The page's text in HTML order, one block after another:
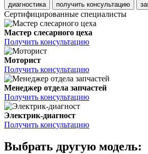
диагностика получить консультацию
Сертифицированные специалисты
Мастер слесарного цеха
Получить консультацию
Моторист
Получить консультацию
Менеджер отдела запчастей
Получить консультацию
Электрик-диагност
Получить консультацию
Выбрать другую модель: